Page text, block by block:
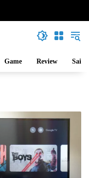
Game Review Sains